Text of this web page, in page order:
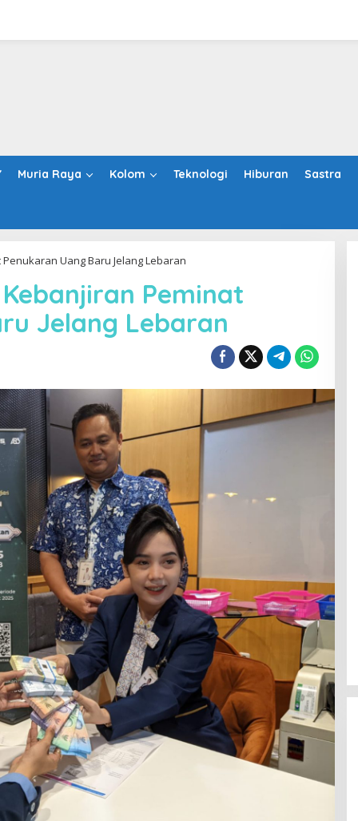
Muria Raya Kolom Teknologi Hiburan Sastra
Uang Baru Jelang Lebaran
Peminat
Jelang Lebaran